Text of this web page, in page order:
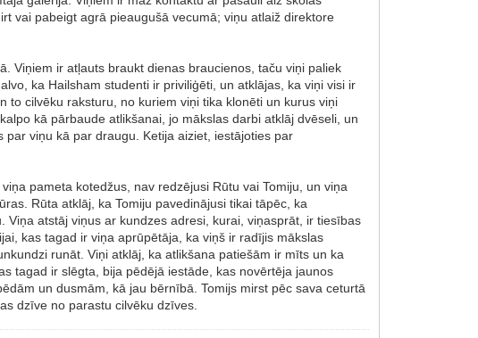
vai pabeigt agrā pieaugušā vecumā; viņu atlaiž direktore
Viņiem ir atļauts braukt dienas braucienos, taču viņi paliek
ka Hailsham studenti ir priviliģēti, un atklājas, ka viņi visi ir
to cilvēku raksturu, no kuriem viņi tika klonēti un kurus viņi
kā pārbaude atlikšanai, jo mākslas darbi atklāj dvēseli, un
viņu kā par draugu. Ketija aiziet, iestājoties par
pameta kotedžus, nav redzējusi Rūtu vai Tomiju, un viņa
Rūta atklāj, ka Tomiju pavedinājusi tikai tāpēc, ka
atstāj viņus ar kundzes adresi, kurai, viņasprāt, ir tiesības
kas tagad ir viņa aprūpētāja, ka viņš ir radījis mākslas
runāt. Viņi atklāj, ka atlikšana patiešām ir mīts un ka
tagad ir slēgta, bija pēdējā iestāde, kas novērtēja jaunos
un dusmām, kā jau bērnībā. Tomijs mirst pēc sava ceturtā
dzīve no parastu cilvēku dzīves.